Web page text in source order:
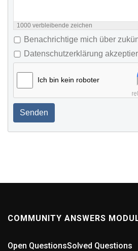
1000 verbleibende zeichen
Benachrichtige mich über
Datenschutzerklärung
Ich bin kein roboter
Senden
COMMUNITY ANSWERS
Open QuestionsSolved Questions